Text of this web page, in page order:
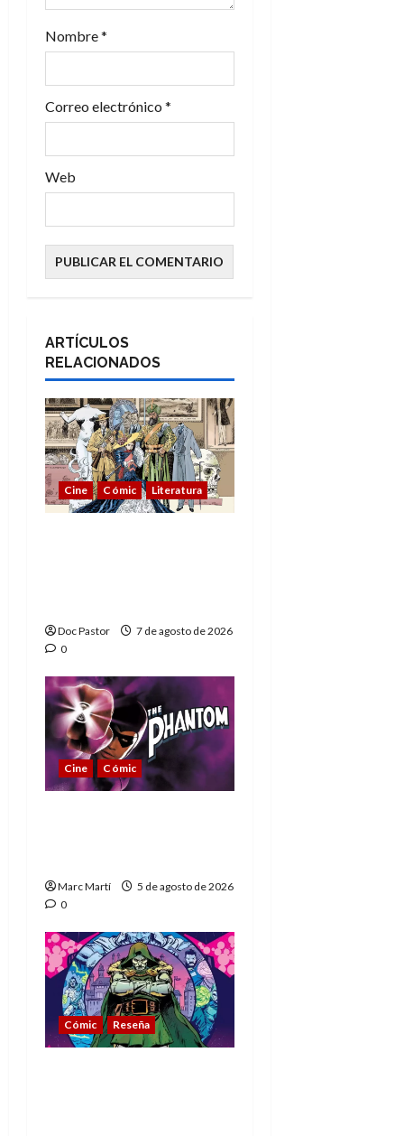
a
d
a
s
Nombre*
Correo electrónico *
Web
ARTÍCULOS
RELACIONADOS
Cine Cómic Literatura
Doc Pastor
7 de agosto de 2026
0
Cine Cómic
Marc Martí
5 de agosto de 2026
0
Cómic Reseña